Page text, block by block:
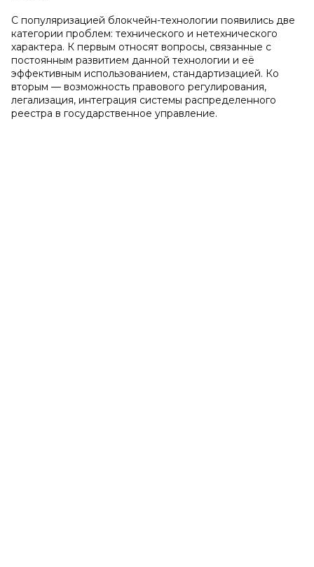
С популяризацией блокчейн-технологии появились две
категории проблем: технического и нетехнического
характера. К первым относят вопросы, связанные с
постоянным развитием данной технологии и её
эффективным использованием, стандартизацией. Ко
вторым — возможность правового регулирования,
легализация, интеграция системы распределенного
реестра в государственное управление.